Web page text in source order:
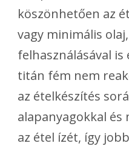
köszönhetően az
vagy minimális
felhasználásával
titán fém nem
az ételkészítés
alapanyagokkal
az étel ízét, így